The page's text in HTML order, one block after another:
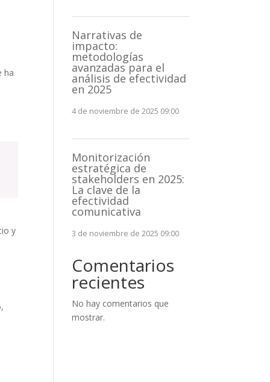
ha
y
Narrativas de
impacto:
metodologías
avanzadas para el
análisis de efectividad
en 2025
4 de noviembre de 2025 09:00
Monitorización
estratégica de
stakeholders en 2025:
La clave de la
efectividad
comunicativa
3 de noviembre de 2025 09:00
Comentarios
recientes
No hay comentarios que
mostrar.